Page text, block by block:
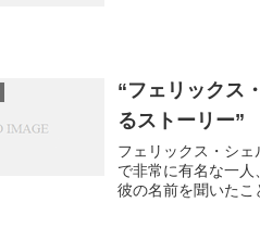
“フェリックス
るストーリー”
フェリックス・シ
で非常に有名な一人
彼の名前を聞いた